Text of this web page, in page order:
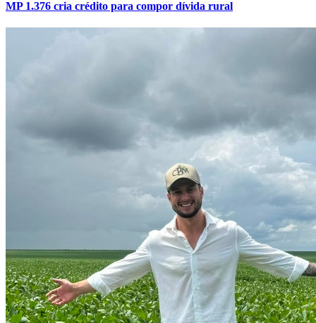
Cruzeiro
4
Redes sociais ampliam desafio na formação de pregadores